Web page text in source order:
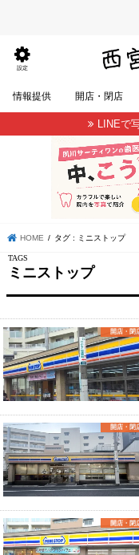
設定
情報提供 開店・閉店
LINEで
HOME タグ : ミニストップ
ミニストップ
開店・閉
開店・閉
開店・閉